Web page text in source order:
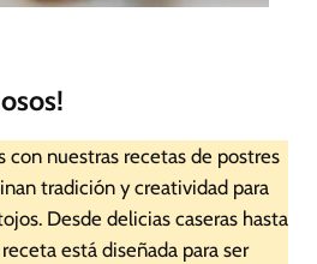
nuestras recetas de postres
tradición y creatividad para
Desde delicias caseras hasta
está diseñada para ser